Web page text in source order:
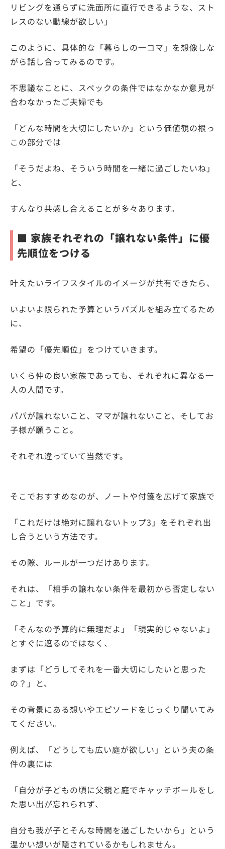
リビングを通らずに洗面所に直行できるような、スト
レスのない動線が欲しい」
このように、具体的な「暮らしの一コマ」を想像しな
がら話し合ってみるのです。
不思議なことに、スペックの条件ではなかなか意見が
合わなかったご夫婦でも
「どんな時間を大切にしたいか」という価値観の根っ
この部分では
「そうだよね、そういう時間を一緒に過ごしたいね」
と、
すんなり共感し合えることが多々あります。
■ 家族それぞれの「譲れない条件」に優
先順位をつける
叶えたいライフスタイルのイメージが共有できたら、
いよいよ限られた予算というパズルを組み立てるため
に、
希望の「優先順位」をつけていきます。
いくら仲の良い家族であっても、それぞれに異なる一
人の人間です。
パパが譲れないこと、ママが譲れないこと、そしてお
子様が願うこと。
それぞれ違っていて当然です。
そこでおすすめなのが、ノートや付箋を広げて家族で
「これだけは絶対に譲れないトップ3」をそれぞれ出
し合うという方法です。
その際、ルールが一つだけあります。
それは、「相手の譲れない条件を最初から否定しない
こと」です。
「そんなの予算的に無理だよ」「現実的じゃないよ」
とすぐに遮るのではなく、
まずは「どうしてそれを一番大切にしたいと思った
の？」と、
その背景にある想いやエピソードをじっくり聞いてみ
てください。
例えば、「どうしても広い庭が欲しい」という夫の条
件の裏には
「自分が子どもの頃に父親と庭でキャッチボールをし
た思い出が忘れられず、
自分も我が子とそんな時間を過ごしたいから」という
温かい想いが隠されているかもしれません。